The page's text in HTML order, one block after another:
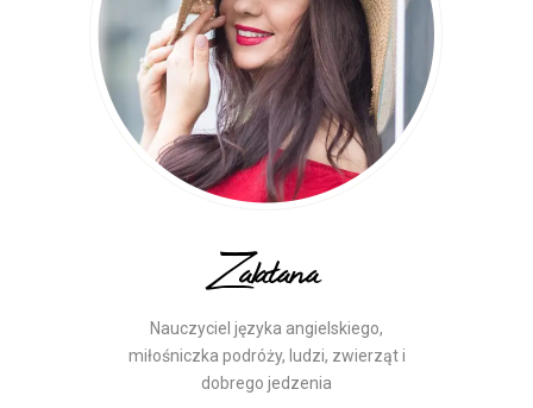
Zalatana
Nauczyciel języka angielskiego,
miłośniczka podróży, ludzi, zwierząt i
dobrego jedzenia